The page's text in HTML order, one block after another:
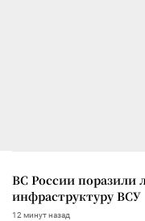
ВС России поразили
инфраструктуру ВСУ
12 минут назад